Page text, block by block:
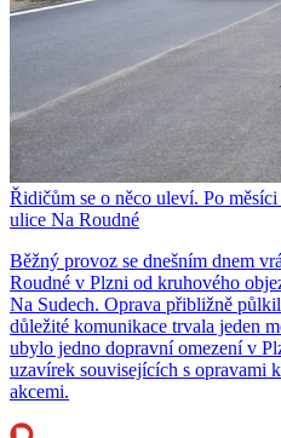
Řidičům se o něco uleví. Po
ulice Na Roudné
Běžný provoz se dnešním dnem
Roudné v Plzni od kruhového
Na Sudech. Oprava přibližně
důležité komunikace trvala jeden
ubylo jedno dopravní omezení v
uzavírek souvisejících s opravami
akcemi.